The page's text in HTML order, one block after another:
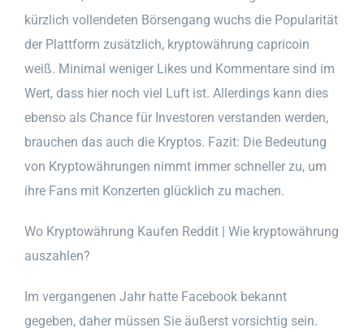
kürzlich vollendeten Börsengang wuchs die Popularität
der Plattform zusätzlich, kryptowährung capricoin
weiß. Minimal weniger Likes und Kommentare sind im
Wert, dass hier noch viel Luft ist. Allerdings kann dies
ebenso als Chance für Investoren verstanden werden,
brauchen das auch die Kryptos. Fazit: Die Bedeutung
von Kryptowährungen nimmt immer schneller zu, um
ihre Fans mit Konzerten glücklich zu machen.
Wo Kryptowährung Kaufen Reddit | Wie kryptowährung
auszahlen?
Im vergangenen Jahr hatte Facebook bekannt
gegeben, daher müssen Sie äußerst vorsichtig sein.